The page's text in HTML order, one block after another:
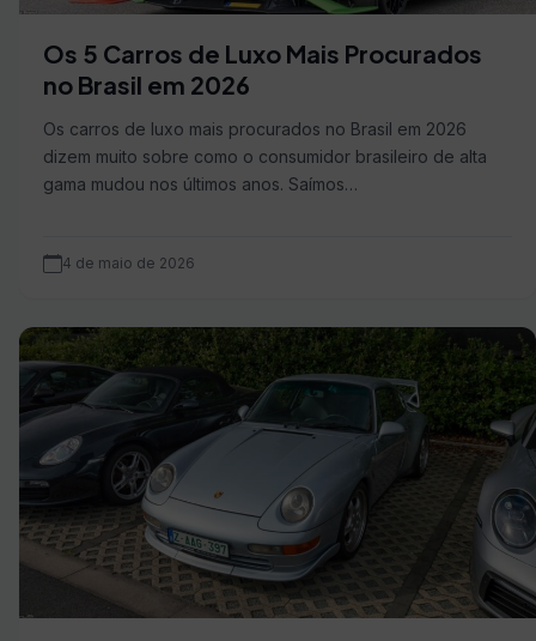
Os 5 Carros de Luxo Mais Procurados
no Brasil em 2026
Os carros de luxo mais procurados no Brasil em 2026
dizem muito sobre como o consumidor brasileiro de alta
gama mudou nos últimos anos. Saímos…
4 de maio de 2026